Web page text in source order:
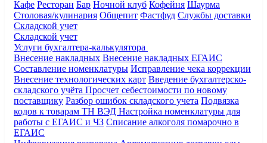
Кафе Ресторан Бар Ночной клуб Кофейня Шаурма
Столовая/кулинария Общепит Фастфуд Службы доставки
Складской учет
Складской учет
Услуги бухгалтера-калькулятора
Внесение накладных Внесение накладных ЕГАИС
Составление номенклатуры Исправление чека коррекции
Внесение технологических карт Введение бухгалтерско-
складского учёта Просчет себестоимости по новому
поставщику Разбор ошибок складского учета Подвязка
кодов к товарам ТН ВЭД Настройка номенклатуры для
работы с ЕГАИС и ЧЗ Списание алкоголя помарочно в
ЕГАИС